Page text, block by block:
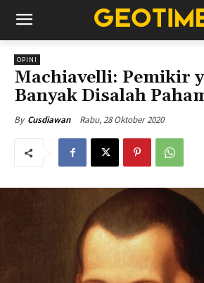
OPINI
Machiavelli: Pemikir
Banyak Disalah
By Cusdiawan Rabu, 28 Oktober 2020